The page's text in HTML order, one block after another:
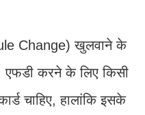
Change) खुलवाने के
एफडी करने के लिए किसी
चाहिए, हालांकि इसके